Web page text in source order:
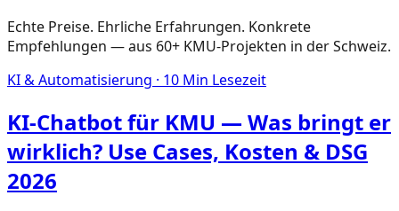
Echte Preise. Ehrliche Erfahrungen. Konkrete
Empfehlungen — aus 60+ KMU-Projekten in der Schweiz.
KI & Automatisierung · 10 Min Lesezeit
KI-Chatbot für KMU — Was bringt er
wirklich? Use Cases, Kosten & DSG
2026